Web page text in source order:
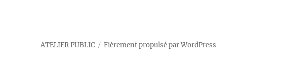
ATELIER PUBLIC Fièrement propulsé par WordPress